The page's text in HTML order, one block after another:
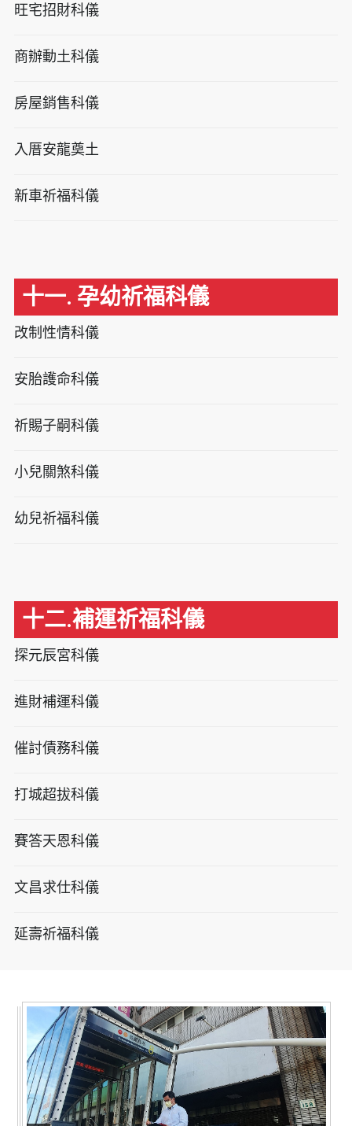
旺宅招財科儀
商辦動土科儀
房屋銷售科儀
入厝安龍奠土
新車祈福科儀
十一. 孕幼祈福科儀
改制性情科儀
安胎護命科儀
祈賜子嗣科儀
小兒關煞科儀
幼兒祈福科儀
十二.補運祈福科儀
探元辰宮科儀
進財補運科儀
催討債務科儀
打城超拔科儀
賽答天恩科儀
文昌求仕科儀
延壽祈福科儀